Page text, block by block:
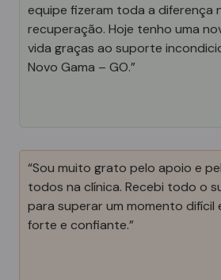
equipe fizeram toda a diferença
recuperação. Hoje tenho uma
vida graças ao suporte
Novo Gama – GO.”
“Sou muito grato pelo apoio e
todos na clínica. Recebi todo o
para superar um momento difícil
forte e confiante.”